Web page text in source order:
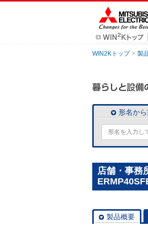
WIN2Kトップ 製
形名か
店舗・事務
製品概要